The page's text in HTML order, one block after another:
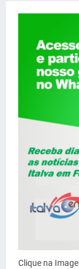
Clique na